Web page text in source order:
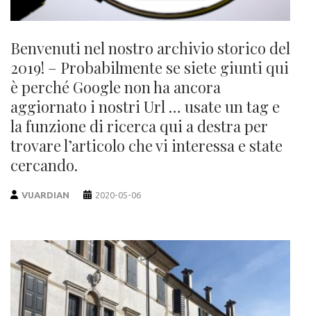
Benvenuti nel nostro archivio storico del
2019! – Probabilmente se siete giunti qui
è perché Google non ha ancora
aggiornato i nostri Url … usate un tag e
la funzione di ricerca qui a destra per
trovare l’articolo che vi interessa e state
cercando.
VUARDIAN 2020-05-06